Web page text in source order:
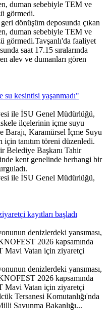
duman sebebiyle TEM ve
görmedi.
dönüşüm deposunda çıkan
duman sebebiyle TEM ve
görmedi.Tavşanlı'da faaliyet
saat 17.15 sıralarında
alev ve dumanları gören
su kesintisi yaşanmadı"
ile İSU Genel Müdürlüğü,
ilçelerinin içme suyu
Barajı, Karamürsel İçme Suyu
için tanıtım töreni düzenledi.
Belediye Başkanı Tahir
kent genelinde herhangi bir
ile İSU Genel Müdürlüğü,
kayıtları başladı
denizlerdeki yansıması,
2026 kapsamında
Mavi Vatan için ziyaretçi
denizlerdeki yansıması,
2026 kapsamında
Mavi Vatan için ziyaretçi
Tersanesi Komutanlığı'nda
Savunma Bakanlığı...